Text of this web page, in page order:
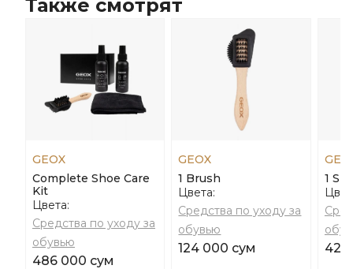
Также смотрят
GEOX
Complete Shoe Care
Kit
Цвета:
Средства по уходу за
обувью
486 000 сум
GEOX
1 Brush
Цвета:
Средства по уходу за
обувью
124 000 сум
1
42